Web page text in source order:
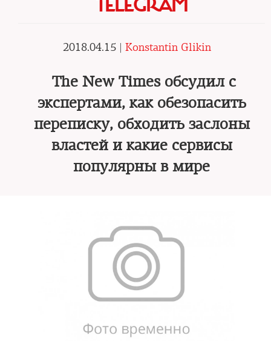
2018.04.15 | Konstantin Glikin
The New Times обсудил с
экспертами, как обезопасить
переписку, обходить заслоны
властей и какие сервисы
популярны в мире